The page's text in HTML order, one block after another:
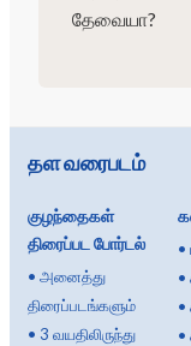
தேவையா?
தள வரைபடம்
குழந்தைகள்
திரைப்பட போர்டல்
• அனைத்து
திரைப்படங்களும்
• 3 வயதிலிருந்து
•
•
•
•